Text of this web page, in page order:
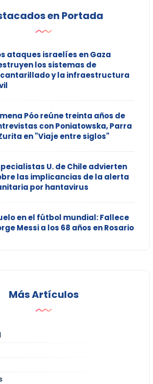
en Portada
ataques israelíes en Gaza
los sistemas de
y la infraestructura
Póo reúne treinta años de
con Poniatowska, Parra
en "Viaje entre siglos"
U. de Chile advierten
las implicancias de la alerta
por hantavirus
en el fútbol mundial: Fallece
Messi a los 68 años en Rosario
Más Artículos